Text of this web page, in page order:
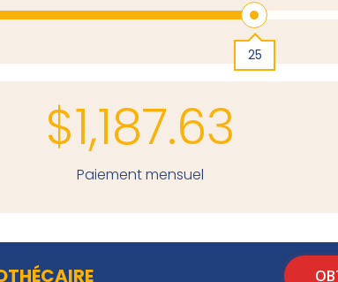
25
$1,187.63
Paiement mensuel